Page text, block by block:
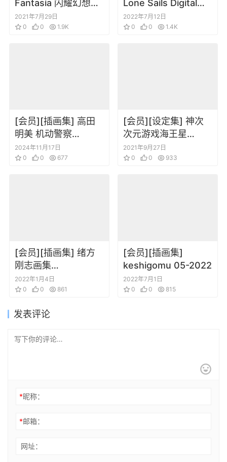
Fantasia 闪耀幻想曲
原画设定集1
2021年7月29日
0
0 1.9K
Lone Sails Digital
Artbook
2022年7月12日
0
0 1.4K
[会员][插画集] 高田
明美 机动警察
PATLABOR画集 now
or never
2024年11月17日
0
0 677
[会员][设定集] 神次
次元游戏海王星
Re;Birth3 V世纪
Visual Collection
2021年9月27日
0
0 933
[会员][插画集] 绪方
刚志画集
BOOGIEPOP AND
OTHERS
2022年1月4日
0
0 861
[会员][插画集]
keshigomu 05-2022
2022年7月1日
0
0 815
发表评论
*昵称：
*邮箱：
网址：